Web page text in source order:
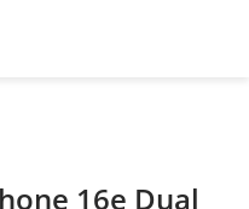
16e Dual